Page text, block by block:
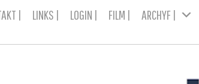
| LINKS | LOGIN | FILM | ARCHYF |